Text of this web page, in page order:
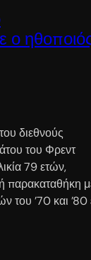
ο
διεθνούς
του Φρεντ
79 ετών,
παρακαταθήκη
του ’70 και